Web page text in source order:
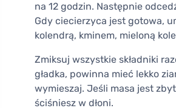
na 12 godzin. Następnie
Gdy ciecierzyca jest gotowa,
kolendrą, kminem, mieloną
Zmiksuj wszystkie składniki
gładka, powinna mieć lekko
wymieszaj. Jeśli masa jest
ściśniesz w dłoni.